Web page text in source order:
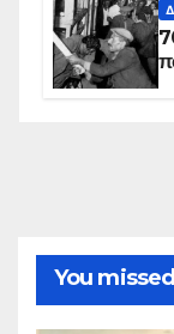
You missed